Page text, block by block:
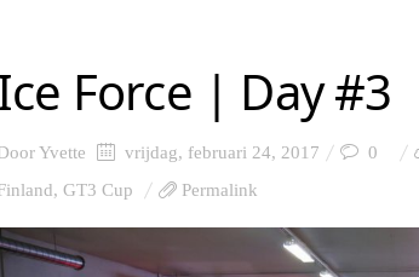
Force | Day #3
Yvette vrijdag, februari 24, 2017 0
, GT3 Cup Permalink